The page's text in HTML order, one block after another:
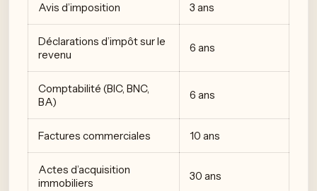
Avis d’imposition 3 ans
Déclarations d’impôt sur le
revenu
6 ans
Comptabilité (BIC, BNC,
BA)
6 ans
Factures commerciales 10 ans
Actes d’acquisition
immobiliers
30 ans